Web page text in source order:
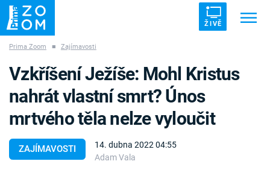
ŽIVĚ
ZÁHADY VETŘELCI DÁVNOVĚKU
Témata
Prima Zoom ■ Zajímavosti
ZAJÍMAVOSTI
14. dubna 2022 04:55
Adam Vala
Vzkříšení Ježíše: Mohl Kristus
nahrát vlastní smrt? Únos
mrtvého těla nelze vyloučit